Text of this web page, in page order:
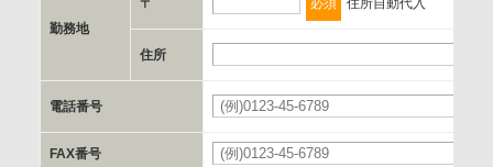
e.個人情報取り扱いに関する契約
当社と当該企業/団体とは、個人情報取扱に関する覚書の締結
を行います。
勤務地
住所
電話番号
FAX番号